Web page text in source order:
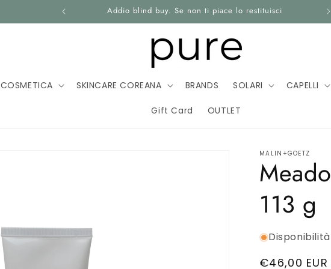
Addio blind buy. Se non ti piace lo restituisci
COSMETICA SKINCARE COREANA BRANDS SOLARI CAPELLI
Gift Card OUTLET
MALIN+GOETZ
113 g
Prezzo
€46,00 EUR